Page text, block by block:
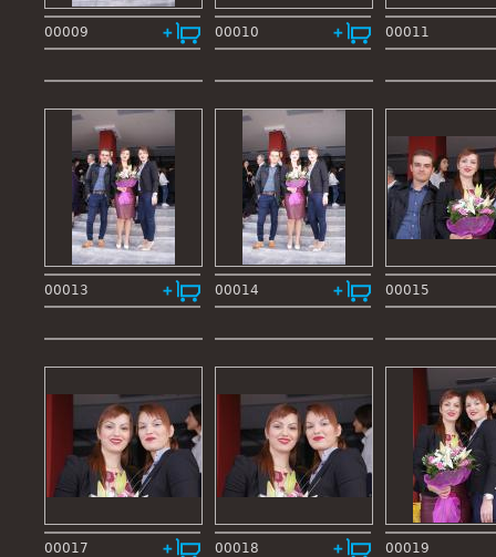
00009 00010 00011
00013 00014 00015
00017 00018 00019